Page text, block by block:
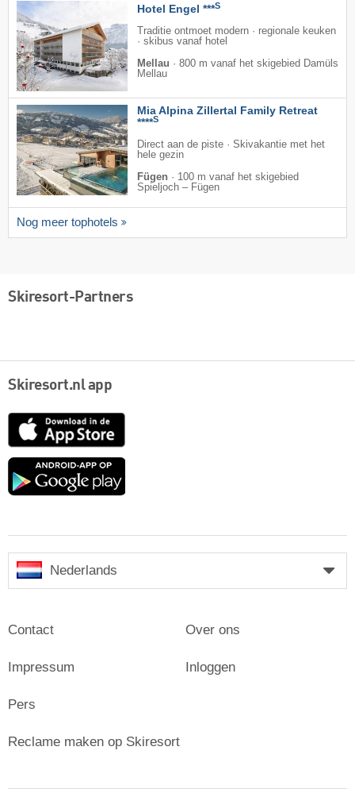
Hotel Engel ***S
Traditie ontmoet modern · regionale keuken
· skibus vanaf hotel
Mellau · 800 m vanaf het skigebied Damüls
Mellau
Mia Alpina Zillertal Family Retreat
****S
Direct aan de piste · Skivakantie met het
hele gezin
Fügen · 100 m vanaf het skigebied
Spieljoch – Fügen
Nog meer tophotels
Skiresort-Partners
Skiresort.nl app
App
Google
Nederlands
Contact
Impressum
Pers
Over ons
Inloggen
Reclame maken op Skiresort